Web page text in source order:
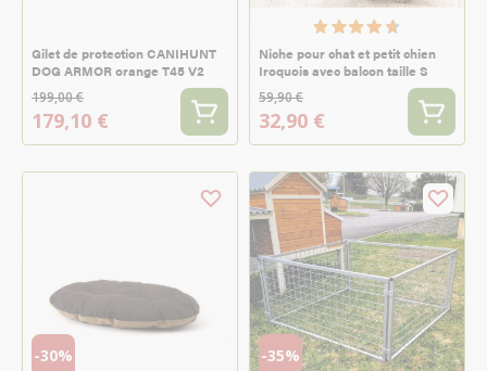
Gilet de protection CANIHUNT
DOG ARMOR orange T45 V2
199,00 €
179,10 €
Niche pour chat et petit chien
Iroquois avec balcon taille S
59,90 €
32,90 €
-30% -35%